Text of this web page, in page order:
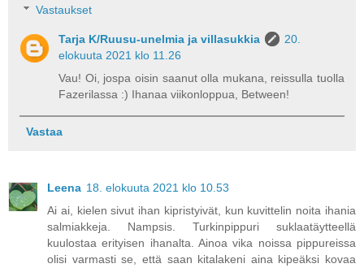
Vastaukset
Tarja K/Ruusu-unelmia ja villasukkia
20.
elokuuta 2021 klo 11.26
Vau! Oi, jospa oisin saanut olla mukana, reissulla tuolla
Fazerilassa :) Ihanaa viikonloppua, Between!
Vastaa
Leena 18. elokuuta 2021 klo 10.53
Ai ai, kielen sivut ihan kipristyivät, kun kuvittelin noita ihania
salmiakkeja. Nampsis. Turkinpippuri suklaatäytteellä
kuulostaa erityisen ihanalta. Ainoa vika noissa pippureissa
olisi varmasti se, että saan kitalakeni aina kipeäksi kovaa